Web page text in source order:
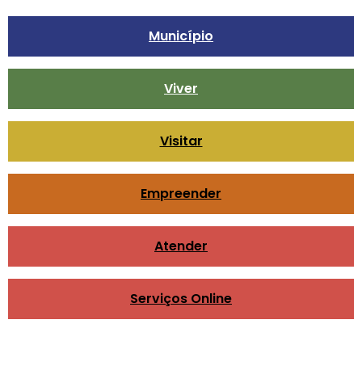
Município
Viver
Visitar
Empreender
Atender
Serviços Online